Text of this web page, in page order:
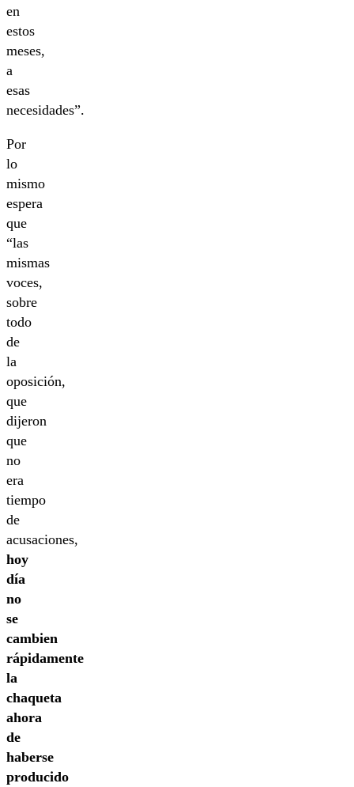
en
estos
meses,
a
esas
necesidades”.
Por
lo
mismo
espera
que
“las
mismas
voces,
sobre
todo
de
la
oposición,
que
dijeron
que
no
era
tiempo
de
acusaciones,
hoy
día
no
se
cambien
rápidamente
la
chaqueta
ahora
de
haberse
producido